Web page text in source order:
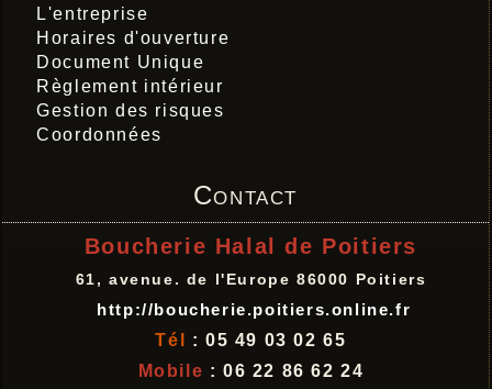
L'entreprise
Horaires d'ouverture
Document Unique
Règlement intérieur
Gestion des risques
Coordonnées
Contact
Boucherie Halal de Poitiers
61, avenue. de l'Europe 86000 Poitiers
http://boucherie.poitiers.online.fr
Tél
: 05 49 03 02 65
Mobile : 06 22 86 62 24